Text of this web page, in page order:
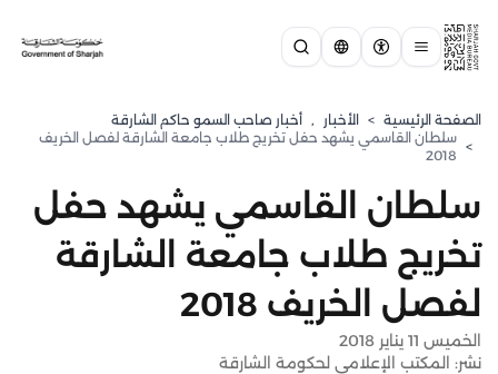
الصفحة الرئيسية > الأخبار , أخبار صاحب السمو حاكم الشارقة
>
سلطان القاسمي يشهد حفل تخريج طلاب جامعة الشارقة لفصل الخريف
2018
سلطان القاسمي يشهد حفل
تخريج طلاب جامعة الشارقة
لفصل الخريف 2018
الخميس 11 يناير 2018
نشر: المكتب الإعلامي لحكومة الشارقة